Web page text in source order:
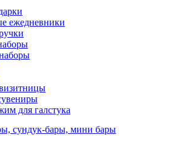
ежедневники
для галстука
сундук-бары, мини бары